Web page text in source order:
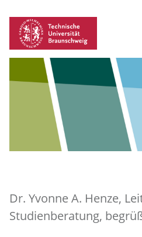
Dr. Yvonne A. Henze,
Studienberatung,